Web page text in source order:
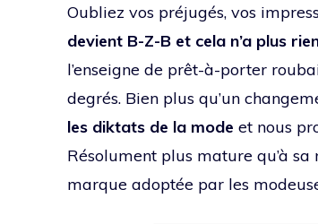
Oubliez vos préjugés, vos
devient B-Z-B et cela n’a plus
l’enseigne de prêt-à-porter
degrés. Bien plus qu’un
les diktats de la mode et nous
Résolument plus mature qu’à sa
marque adoptée par les